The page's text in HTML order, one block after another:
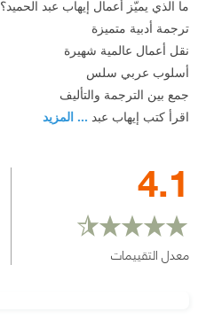
ما الذي يميّز أعمال إيهاب عبد الحميد؟
ترجمة أدبية متميزة
نقل أعمال عالمية شهيرة
أسلوب عربي سلس
جمع بين الترجمة والتأليف
اقرأ كتب إيهاب عبد ... المزيد
4.1
معدل التقييمات